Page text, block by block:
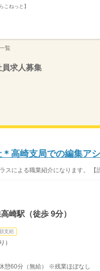
こねっと】
覧
求人募集
高崎支局での編集ア
スによる職業紹介になります。 【
崎駅（徒歩 9分）
支給
）
憩60分（無給） ※残業ほぼなし